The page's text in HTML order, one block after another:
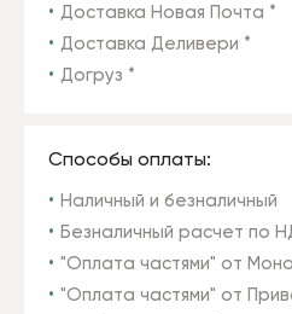
Доставка Новая Почта *
Доставка Деливери *
Догруз *
Способы оплаты:
Наличный и безналичный
Безналичный расчет по
"Оплата частями" от
"Оплата частями" от